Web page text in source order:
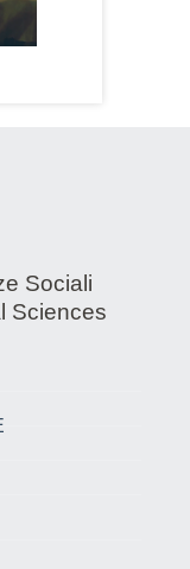
Sociali
Sciences